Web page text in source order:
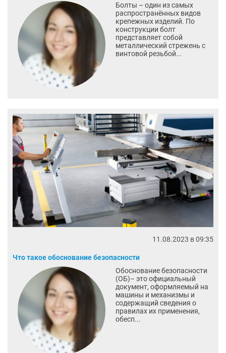
Болты – один из самых
распространённых видов
крепежных изделий. По
конструкции болт
представляет собой
металлический стрежень с
винтовой резьбой...
11.08.2023 в 09:35
Что такое обоснование безопасности
Обоснование безопасности
(ОБ)– это официальный
документ, оформляемый на
машины и механизмы и
содержащий сведения о
правилах их применения,
обесп...